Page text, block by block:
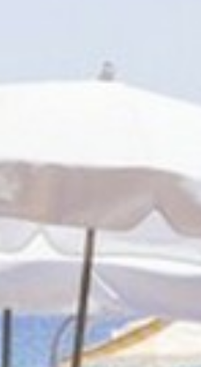
VOTRE OFFICE DE TOURISME
AIR DE DÉTENTE